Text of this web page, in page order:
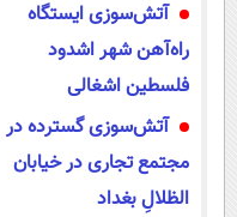
آتش‌سوزی ایستگاه
راه‌آهن شهر اشدود
فلسطین اشغالی
آتش‌سوزی گسترده در
مجتمع تجاری در خیابان
الظلالِ بغداد